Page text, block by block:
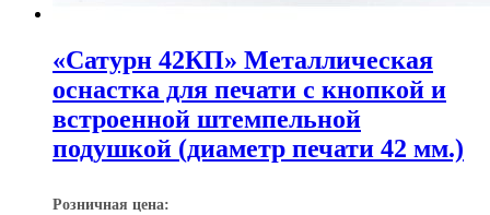
«Сатурн 42КП» Металлическая
оснастка для печати с кнопкой и
встроенной штемпельной
подушкой (диаметр печати 42 мм.)
Розничная цена: